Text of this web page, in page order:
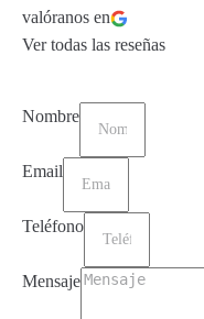
valóranos en
Ver todas las reseñas
Nombre
Email
Teléfono
Mensaje